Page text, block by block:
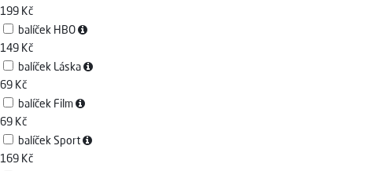
199 Kč
balíček HBO
149 Kč
balíček Láska
69 Kč
balíček Film
69 Kč
balíček Sport
169 Kč